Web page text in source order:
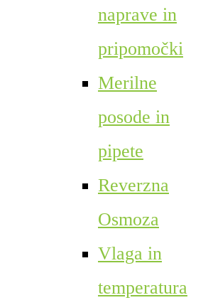
naprave in
pripomočki
Merilne
posode in
pipete
Reverzna
Osmoza
Vlaga in
temperatura